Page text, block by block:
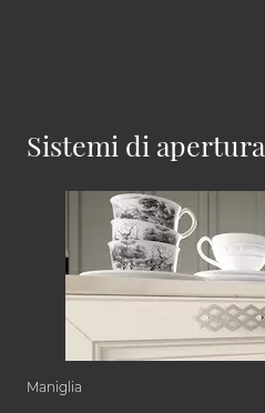
Sistemi di apertura
Maniglia